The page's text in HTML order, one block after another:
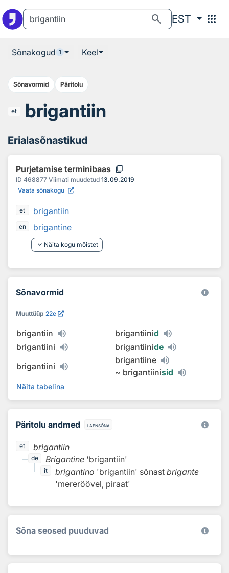
search EST apps
Sõnakogud 1 Keel
Sõnavormid Päritolu
et brigantiin
Erialasõnastikud
Purjetamise terminibaas content_copy
ID 468877 Viimati muudetud 13.09.2019
Vaata sõnakogu
et brigantiin
en
brigantine
keyboard_arrow_down Näita kogu mõistet
Sõnavormid
Muuttüüp 22e
brigantiin brigantiinid
brigantiini
brigantiinide
brigantiini
brigantiine
~ brigantiinisid
Näita tabelina
Päritolu andmed laensõna
et brigantiin
de Brigantine 'brigantiin'
it brigantino 'brigantiin' sõnastbrigante
'mereröövel, piraat'
Sõna seosed puuduvad